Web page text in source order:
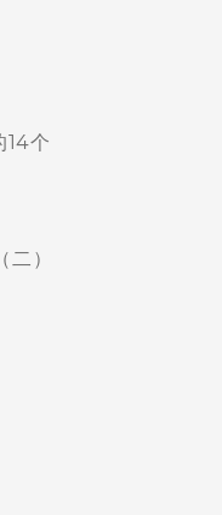
个
）